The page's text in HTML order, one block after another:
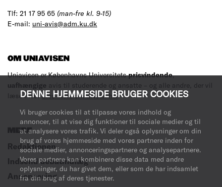
DENNE HJEMMESIDE BRUGER COOKIES
Vi bruger cookies til at tilpasse vores indhold og
annoncer, til at vise dig funktioner til sociale medier og til
at analysere vores trafik. Vi deler også oplysninger om din
brug af vores hjemmeside med vores partnere inden for
sociale medier, annonceringspartnere og analysepartnere.
Vores partnere kan kombinere disse data med andre
oplysninger, du har givet dem, eller som de har indsamlet
fra din brug af deres tjenester.
Tlf: 21 17 95 65 (man-fre kl. 9-15)
E-mail: uni-avis@adm.ku.dk
OM UNIAVISEN
Uniavisen er Københavns Universitetsprisvindende,
uafhængige avis til studerende og ansatte – og alle andre, der vil
læse med.Læs mere om avisen her.
MERE
Redaktionen
Indsend debatindlæg
Annoncering